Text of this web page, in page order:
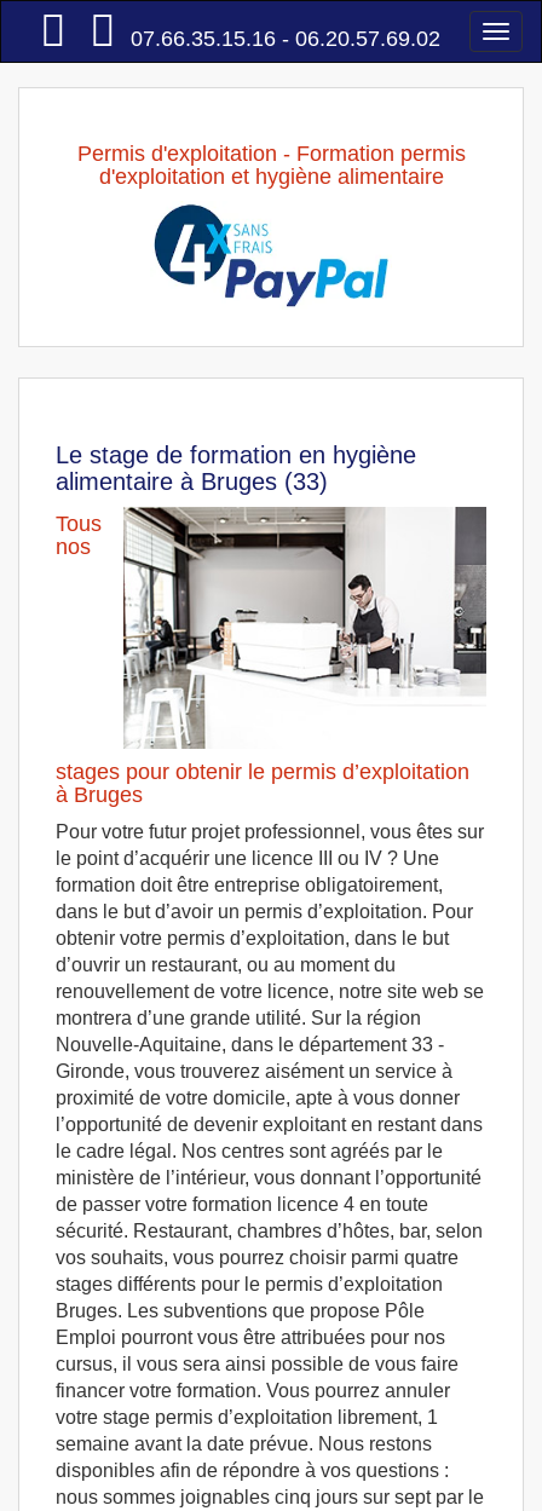
Accueil
07.66.35.15.16 - 06.20.57.69.02
Permis d'exploitation - Formation permis
d'exploitation et hygiène alimentaire
Le stage de formation en hygiène
alimentaire à Bruges (33)
Tous
nos
stages pour obtenir le permis d’exploitation
à Bruges
Pour votre futur projet professionnel, vous êtes sur
le point d’acquérir une licence III ou IV ? Une
formation doit être entreprise obligatoirement,
dans le but d’avoir un permis d’exploitation. Pour
obtenir votre permis d’exploitation, dans le but
d’ouvrir un restaurant, ou au moment du
renouvellement de votre licence, notre site web se
montrera d’une grande utilité. Sur la région
Nouvelle-Aquitaine, dans le département 33 -
Gironde, vous trouverez aisément un service à
proximité de votre domicile, apte à vous donner
l’opportunité de devenir exploitant en restant dans
le cadre légal. Nos centres sont agréés par le
ministère de l’intérieur, vous donnant l’opportunité
de passer votre formation licence 4 en toute
sécurité. Restaurant, chambres d’hôtes, bar, selon
vos souhaits, vous pourrez choisir parmi quatre
stages différents pour le permis d’exploitation
Bruges. Les subventions que propose Pôle
Emploi pourront vous être attribuées pour nos
cursus, il vous sera ainsi possible de vous faire
financer votre formation. Vous pourrez annuler
votre stage permis d’exploitation librement, 1
semaine avant la date prévue. Nous restons
disponibles afin de répondre à vos questions :
nous sommes joignables cinq jours sur sept par le